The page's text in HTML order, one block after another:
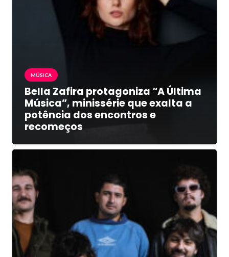
MÚSICA
Bella Zafira protagoniza “A Última
Música”, minissérie que exalta a
potência dos encontros e
recomeços